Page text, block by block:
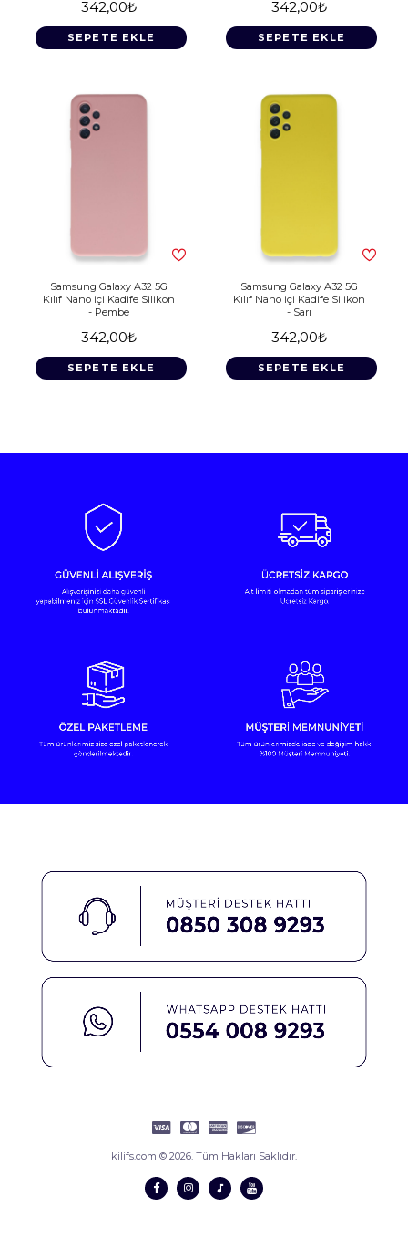
342,00₺
SEPETE EKLE
342,00₺
SEPETE EKLE
Samsung Galaxy A32 5G
Kılıf Nano içi Kadife Silikon
- Pembe
342,00₺
SEPETE EKLE
Samsung Galaxy A32 5G
Kılıf Nano içi Kadife Silikon
- Sarı
342,00₺
SEPETE EKLE
kilifs.com © 2026. Tüm Hakları Saklıdır.